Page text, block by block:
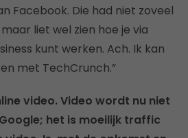
Facebook. Die had niet zoveel
liet wel zien hoe je via
kunt werken. Ach. Ik kan
met TechCrunch.”
video. Video wordt nu niet
het is moeilijk traffic